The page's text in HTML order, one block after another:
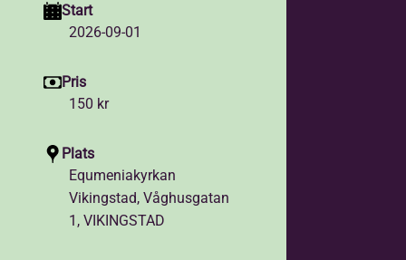
Start
2026-09-01
Pris
150 kr
Plats
Equmeniakyrkan
Vikingstad, Våghusgatan
1, VIKINGSTAD